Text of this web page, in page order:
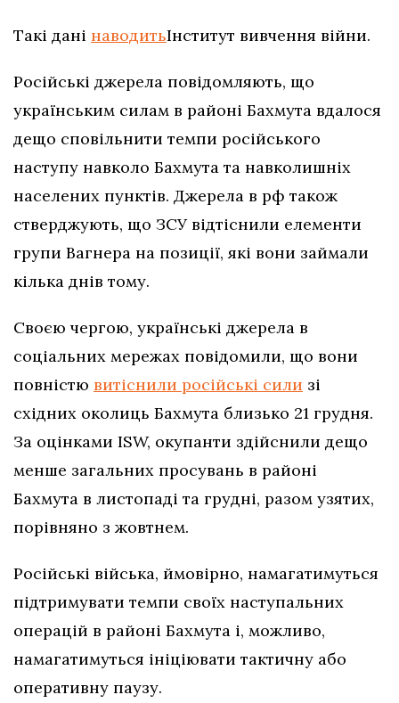
Такі дані наводитьІнститут вивчення війни.
Російські джерела повідомляють, що
українським силам в районі Бахмута вдалося
дещо сповільнити темпи російського
наступу навколо Бахмута та навколишніх
населених пунктів. Джерела в рф також
стверджують, що ЗСУ відтіснили елементи
групи Вагнера на позиції, які вони займали
кілька днів тому.
Своєю чергою, українські джерела в
соціальних мережах повідомили, що вони
повністю витіснили російські сили зі
східних околиць Бахмута близько 21 грудня.
За оцінками ISW, окупанти здійснили дещо
менше загальних просувань в районі
Бахмута в листопаді та грудні, разом узятих,
порівняно з жовтнем.
Російські війська, ймовірно, намагатимуться
підтримувати темпи своїх наступальних
операцій в районі Бахмута і, можливо,
намагатимуться ініціювати тактичну або
оперативну паузу.